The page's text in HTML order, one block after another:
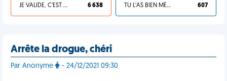
JE VALIDE, C'EST UNE VDM 6 638 TU L'AS BIEN MÉRITÉ 607
Arrête la drogue, chéri
Par Anonyme - 24/12/2021 09:30